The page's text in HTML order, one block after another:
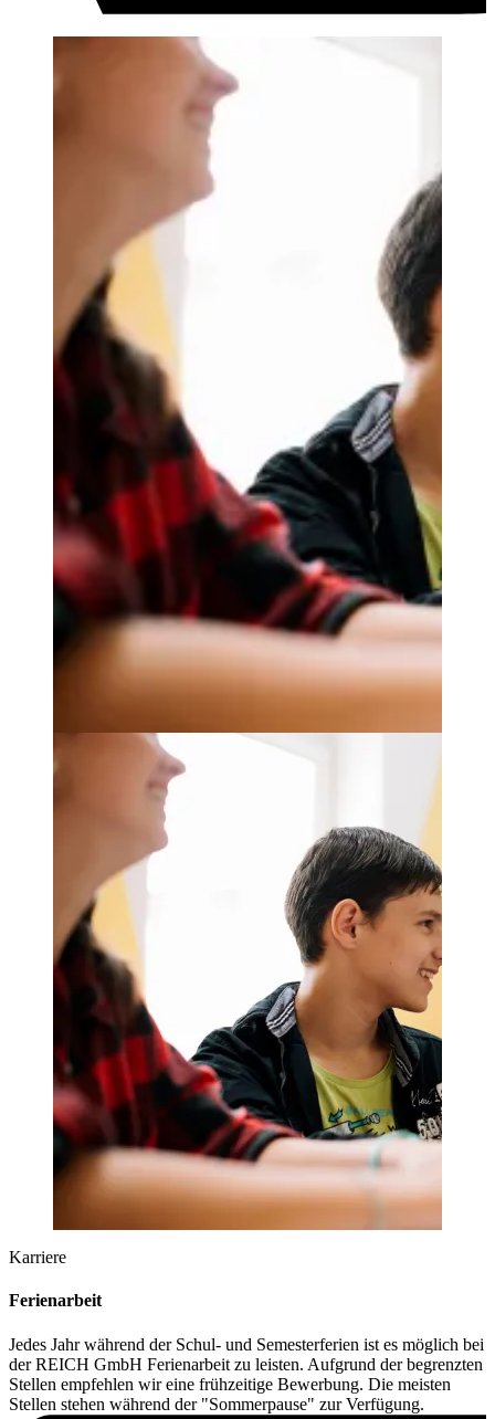
Karriere
Ferienarbeit
Jedes Jahr während der Schul- und Semesterferien ist es möglich bei
der REICH GmbH Ferienarbeit zu leisten. Aufgrund der begrenzten
Stellen empfehlen wir eine frühzeitige Bewerbung. Die meisten
Stellen stehen während der "Sommerpause" zur Verfügung.